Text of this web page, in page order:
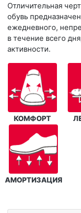
Отличительная
обувь
ежедневного,
в течение всего
активности.
КОМФОРТ
АМОРТИЗАЦИЯ